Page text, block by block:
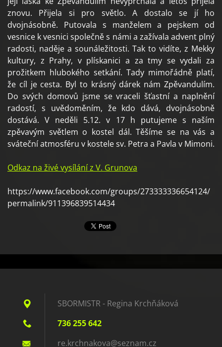
znovu. Přijela si pro světlo. A dostalo se jí ho
dvojnásobně. Putovala s manželem a pejskem od
vesnice k vesnici společně s námi a zažívala advent plný
radosti, naděje a sounáležitosti. Tak to vidíte, z Mekky
kultury, z Prahy, v plískanici a za tmy se vydali za
prožitkem hlubokého setkání. Tady mimořádně platí,
že cíl je cesta. Byl to krásný dárek nám Zpěvandulím.
Do svých domovů jsme se vraceli šťastní a naplnění
radostí, s uvědoměním, že kdo dává, dvojnásobně
dostává. V neděli 5.12. v 17 h putujeme s naším
zpěvavým světlem o kostel dál. Těšíme se na vás a
sváteční atmosféru v kostele sv. Petra a Pavla v Mimoni.
Odkaz na živé vysílání z V. Grunova
https://www.facebook.com/groups/273333336654124/
permalink/911396839514434
SBORMISTR - Regina Krchňáková
736 255 642
re.krchnakova@seznam.cz